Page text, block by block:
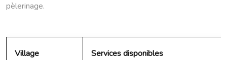
pèlerinage.
Village Services disponibles